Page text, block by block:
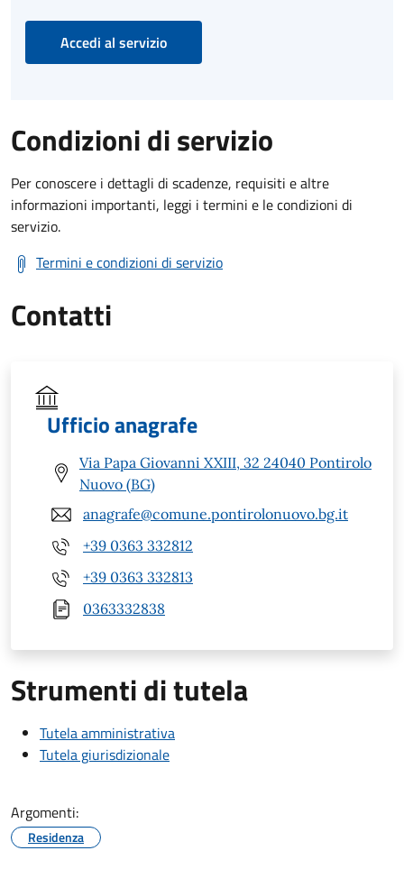
Accedi al servizio
Condizioni di servizio
Per conoscere i dettagli di scadenze, requisiti e altre
informazioni importanti, leggi i termini e le condizioni di
servizio.
Termini e condizioni di servizio
Contatti
Ufficio anagrafe
Via Papa Giovanni XXIII, 32 24040 Pontirolo
Nuovo (BG)
anagrafe@comune.pontirolonuovo.bg.it
+39 0363 332812
+39 0363 332813
0363332838
Strumenti di tutela
Tutela amministrativa
Tutela giurisdizionale
Argomenti:
Residenza